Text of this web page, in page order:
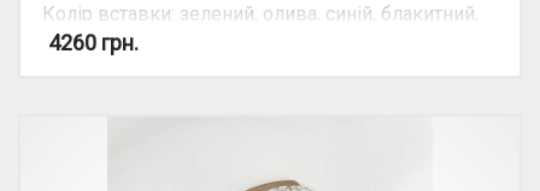
Колір вставки: зелений, олива, синій, блакитний,
помаранчевий, білий.
4260 грн.